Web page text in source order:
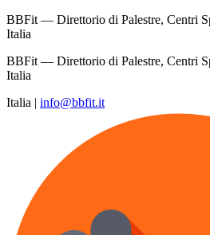
BBFit — Direttorio di Palestre, Centri
Italia
BBFit — Direttorio di Palestre, Centri
Italia
Italia | info@bbfit.it